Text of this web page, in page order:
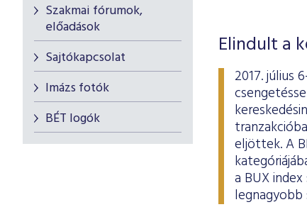
Szakmai fórumok,
előadások
Sajtókapcsolat
Imázs fotók
BÉT logók
Elindult a
2017. július
eljöttek. A
a BUX